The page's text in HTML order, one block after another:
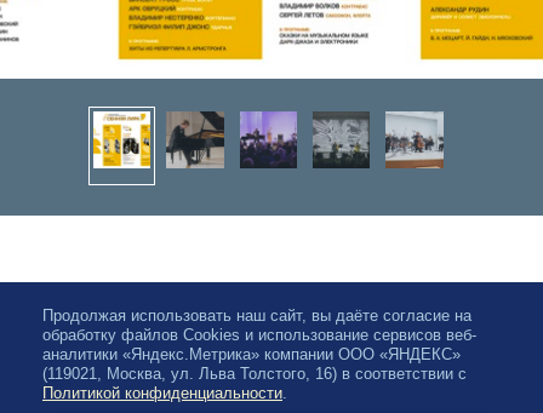
Продолжая использовать наш сайт, вы даёте согласие на
обработку файлов Cookies и использование сервисов веб-
аналитики «Яндекс.Метрика» компании ООО «ЯНДЕКС»
(119021, Москва, ул. Льва Толстого, 16) в соответствии с
Политикой конфиденциальности.